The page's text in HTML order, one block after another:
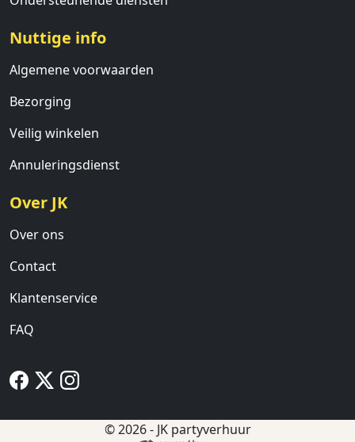
Nuttige info
Algemene voorwaarden
Bezorging
Veilig winkelen
Annuleringsdienst
Over JK
Over ons
Contact
Klantenservice
FAQ
© 2026 - JK partyverhuur